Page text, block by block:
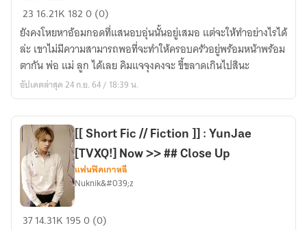
[FIC]
TVXQ
BABY
-
-
-
23 16.21K 1820 (0)
ยังคงโหยหาอ้อมกอดที่แสนอบอุ่นนั้นอยู่เสมอ แต่จะให้ทำอย่างไรได้
ล่ะ เขาไม่มีความสามารถพอที่จะทำให้ครอบครัวอยู่พร้อมหน้าพร้อม
ตากัน พ่อ แม่ ลูก ได้เลย คิมแจจุงคงจะ ขี้ขลาดเกินไปสินะ
อัปเดตล่าสุด 24 ก.ย. 64 / 18:39 น.
[[
[[ Short Fic // Fiction ]] : YunJae
[TVXQ!] Now >> ## Close Up
แฟนฟิคเกาหลี
Nuknik&#039;z
3714.31K 1950 (0)